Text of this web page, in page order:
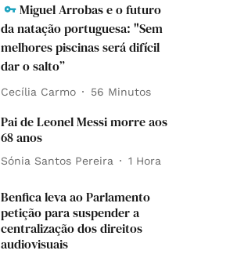
Miguel Arrobas e o futuro
da natação portuguesa: "Sem
melhores piscinas será difícil
dar o salto”
Cecília Carmo 56 Minutos
Pai de Leonel Messi morre aos
68 anos
Sónia Santos Pereira 1 Hora
Benfica leva ao Parlamento
petição para suspender a
centralização dos direitos
audiovisuais